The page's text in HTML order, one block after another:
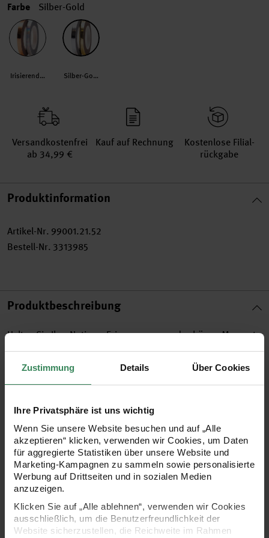
Zustimmung Details Über Cookies
Ihre Privatsphäre ist uns wichtig
Wenn Sie unsere Website besuchen und auf „Alle
akzeptieren“ klicken, verwenden wir Cookies, um Daten
für aggregierte Statistiken über unsere Website und
Marketing-Kampagnen zu sammeln sowie personalisierte
Werbung auf Drittseiten und in sozialen Medien
anzuzeigen.
Klicken Sie auf „Alle ablehnen“, verwenden wir Cookies
ausschließlich, um die Benutzerfreundlichkeit der
Website sicherzustellen, die Reichweite im Rahmen
Farbe Silber-Gold
Irisierend-Roségold Silber-Gold
Versand­kosten­frei
ab 34,99 €
Kauf auf Rechnung
Kosten­lose Filial­
rückgabe
Produktinformation
Artikel-Nr. 99001.21.52
Bestell-Nr. 3313985
Produktbeschreibung
Halten Sie Ihre Notizen, Erinnerungen und schönen Momente
mit den schillernden Metallic-Tapes sorgsam fest. Kleben Sie
persönliche Dinge, wie z.B. Einladungen oder Kinokarten mit
Hilfe der Tapes überall hin. Die schimmernde Oberfläche
macht die Tapes zum perfekten Werkzeug für individuell
gestaltete Karten, Scrapbooking-Arbeiten, Fotobücher, Notiz-
und Skizzenbücher, Briefe, Kalender und Co.!
Tapes in Metallic-Farben im 2er-Set
für alle glatten Oberflächen geeignet
selbstklebend und wieder ablösbar
Breite: 5 mm, 10 Meter auf der Rolle